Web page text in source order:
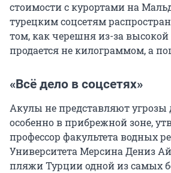
стоимости с курортами на
турецким соцсетям
том, как черешня из-за
продается не килограммом, а
«Всё дело в соцсетях»
Акулы не представляют угрозы
особенно в прибрежной зоне,
профессор факультета водных
Университета Мерсина Дениз
пляжи Турции одной из самых